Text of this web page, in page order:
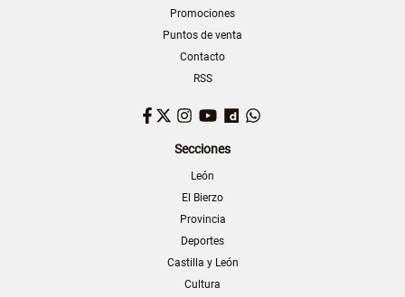
Promociones
Puntos de venta
Contacto
RSS
Facebook
TwitterInstagram
YouTubeDailymotion
Secciones
León
El Bierzo
Provincia
Deportes
Castilla y León
Cultura